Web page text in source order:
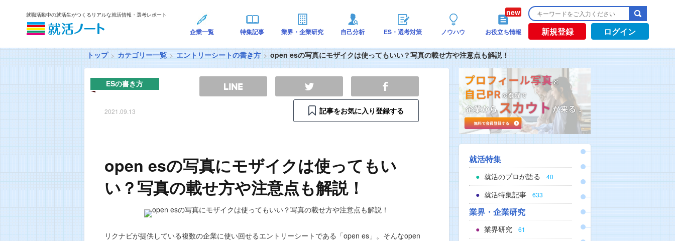
就職活動中の就活生がつくるリアルな就活情報・選考レポート
企業一覧 特集記事 業界・企業研究 自己分析 ES・選考対策 ノウハウ お役立ち情報 新規登録 ログイン
トップ カテゴリー一覧 エントリーシートの書き方 open esの写真にモザイクは使ってもいい？写真の載せ方や注意点も解説！
ESの書き方
2021.09.13 記事をお気に入り登録する
open esの写真にモザイクは使ってもい
い？写真の載せ方や注意点も解説！
リクナビが提供している複数の企業に使い回せるエントリーシートである「open es」。そんなopen
就活特集
就活のプロが語る 40
就活特集記事 633
業界・企業研究
業界研究 61